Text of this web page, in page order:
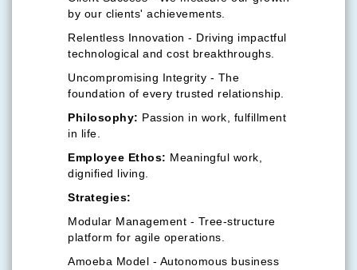
by our clients' achievements.
Relentless Innovation - Driving impactful
technological and cost breakthroughs.
Uncompromising Integrity - The
foundation of every trusted relationship.
Philosophy: Passion in work, fulfillment
in life.
Employee Ethos: Meaningful work,
dignified living.
Strategies:
Modular Management - Tree-structure
platform for agile operations.
Amoeba Model - Autonomous business